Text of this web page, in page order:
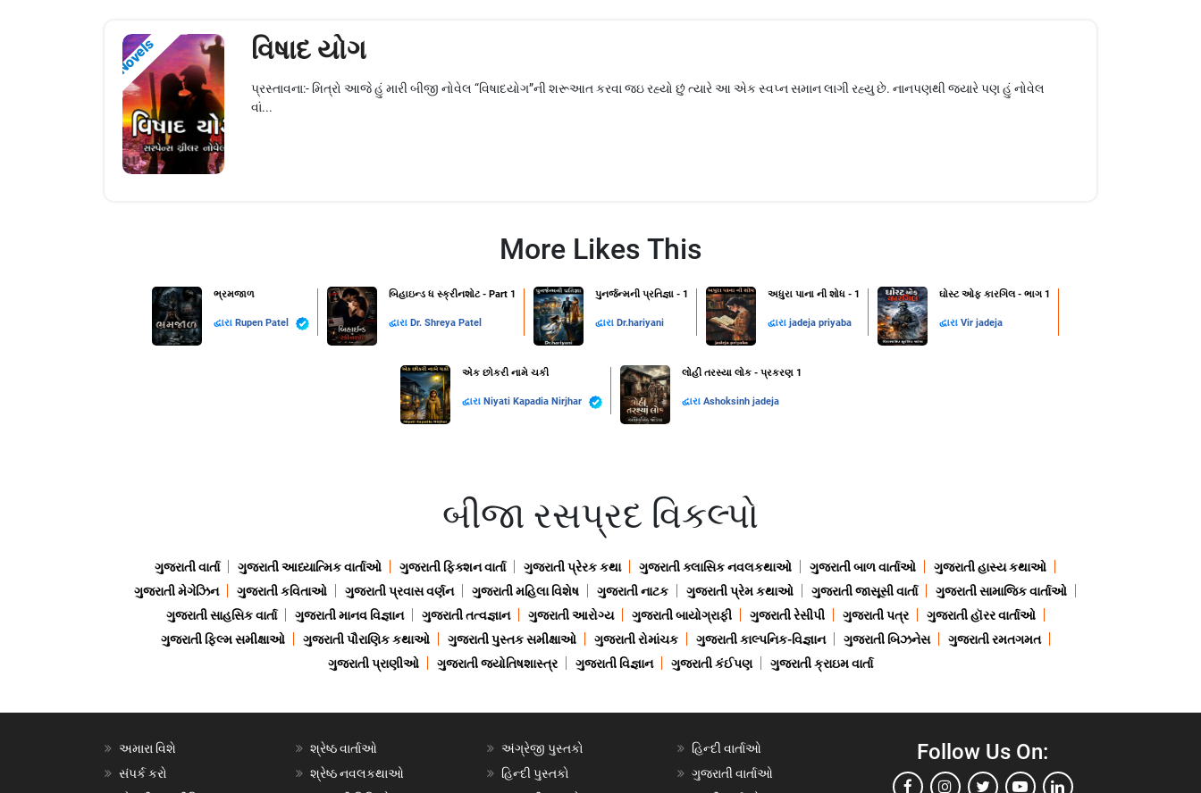
Novels વિષાદ યોગ
પ્રસ્તાવના:- મિત્રો આજે હું મારી બીજી નોવેલ “વિષાદયોગ”ની શરૂઆત કરવા જઇ રહ્યો છું ત્યારે આ એક સ્વપ્ન સમાન લાગી રહ્યુ છે. નાનપણથી જયારે પણ હું નોવેલ
વાં...
More Likes This
ભ્રમજાળ
દ્વારા Rupen Patel
બિહાઇન્ડ ધ સ્ક્રીનશોટ - Part 1
દ્વારા Dr. Shreya Patel
પુનર્જન્મની પ્રતિજ્ઞા - 1
દ્વારા Dr.hariyani
અધુરા પાના ની શોધ - 1
દ્વારા jadeja priyaba
ઘોસ્ટ ઓફ કારગિલ - ભાગ 1
દ્વારા Vir jadeja
એક છોકરી નામે ચકી
દ્વારા Niyati Kapadia Nirjhar
લોહી તરસ્યા લોક - પ્રકરણ 1
દ્વારા Ashoksinh jadeja
બીજા રસપ્રદ વિકલ્પો
ગુજરાતી વાર્તા ગુજરાતી આધ્યાત્મિક વાર્તાઓ ગુજરાતી ફિક્શન વાર્તા ગુજરાતી પ્રેરક કથા ગુજરાતી ક્લાસિક નવલકથાઓ ગુજરાતી બાળ વાર્તાઓ
ગુજરાતી હાસ્ય કથાઓ
ગુજરાતી મેગેઝિન
ગુજરાતી કવિતાઓ ગુજરાતી પ્રવાસ વર્ણન ગુજરાતી મહિલા વિશેષ ગુજરાતી નાટક ગુજરાતી પ્રેમ કથાઓ ગુજરાતી જાસૂસી વાર્તા
ગુજરાતી સામાજિક વાર્તાઓ
ગુજરાતી સાહસિક વાર્તા
ગુજરાતી માનવ વિજ્ઞાન ગુજરાતી તત્વજ્ઞાન ગુજરાતી આરોગ્ય ગુજરાતી બાયોગ્રાફી ગુજરાતી રેસીપી ગુજરાતી પત્ર
ગુજરાતી હૉરર વાર્તાઓ
ગુજરાતી ફિલ્મ સમીક્ષાઓ
ગુજરાતી પૌરાણિક કથાઓ ગુજરાતી પુસ્તક સમીક્ષાઓ ગુજરાતી રોમાંચક ગુજરાતી કાલ્પનિક-વિજ્ઞાન ગુજરાતી બિઝનેસ
ગુજરાતી રમતગમત
ગુજરાતી પ્રાણીઓ
ગુજરાતી જ્યોતિષશાસ્ત્ર ગુજરાતી વિજ્ઞાન ગુજરાતી કંઈપણ ગુજરાતી ક્રાઇમ વાર્તા
અમારા વિશે
સંપર્ક કરો
શ્રેષ્ઠ વાર્તાઓ
શ્રેષ્ઠ નવલકથાઓ
અંગ્રેજી પુસ્તકો
હિન્દી પુસ્તકો
હિન્દી વાર્તાઓ
ગુજરાતી વાર્તાઓ
Follow Us On: